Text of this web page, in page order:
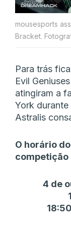
mousesports
Bracket.
Para trás
Evil
atingiram a
York durante
Astralis
O horário
competição
4 de
18:50